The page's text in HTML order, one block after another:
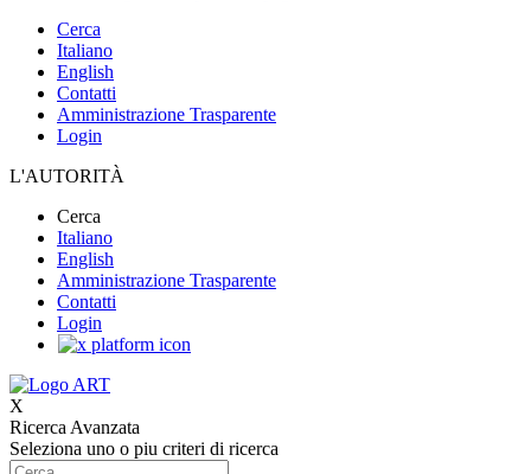
Cerca
Italiano
English
Contatti
Amministrazione Trasparente
Login
L'AUTORITÀ
Cerca
Italiano
English
Amministrazione Trasparente
Contatti
Login
X
Ricerca Avanzata
Seleziona uno o piu criteri di ricerca